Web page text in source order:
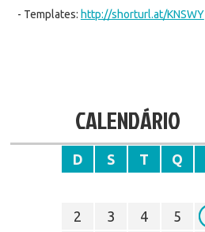
- Templates: http://shorturl.at/KNSWY
CALENDÁRIO
D S T Q
2
3 4 5